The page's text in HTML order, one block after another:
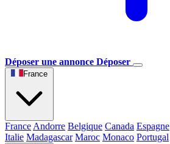
Déposer une annonce Déposer
France
France Andorre Belgique Canada Espagne
Italie Madagascar Maroc Monaco Portugal